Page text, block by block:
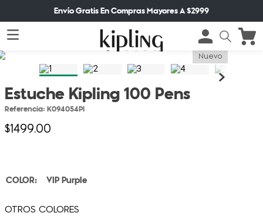
Envío Gratis En Compras Mayores A $2999
Nuevo
Estuche Kipling 100 Pens
Referencia: K094054PI
$1499.00
VIP Purple